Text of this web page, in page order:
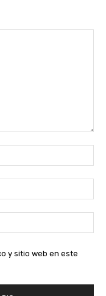
y sitio web en este